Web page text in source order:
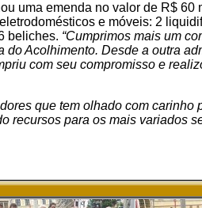
uma emenda no valor de R$
e móveis: 2
beliches. “Cumprimos mais um
do Acolhimento. Desde a outra
com seu compromisso e
que tem olhado com
recursos para os mais variados